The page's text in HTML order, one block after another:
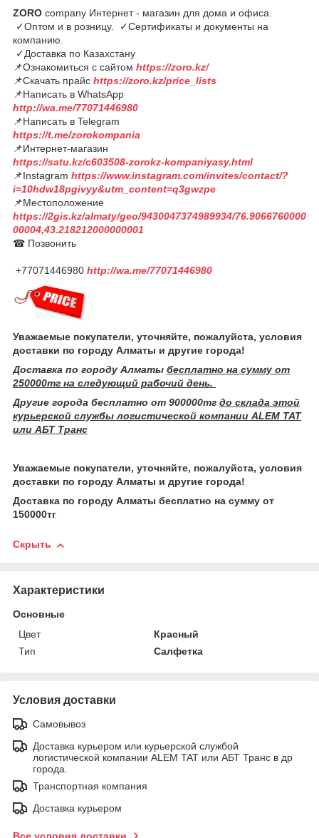
ZORO company Интернет - магазин для дома и офиса.
✓Оптом и в розницу. ✓Сертификаты и документы на
компанию.
✓Доставка по Казахстану
📌Ознакомиться с сайтом https://zoro.kz/
📌Скачать прайс https://zoro.kz/price_lists
📌Написать в WhatsApp
http://wa.me/77071446980
📌Написать в Telegram
https://t.me/zorokompania
📌Интернет-магазин
https://satu.kz/c603508-zorokz-kompaniyasy.html
📌Instagram https://www.instagram.com/invites/contact/?
i=10hdw18pgivyy&utm_content=q3gwzpe
📌Местоположение
https://2gis.kz/almaty/geo/9430047374989934/76.9066760000
00004,43.218212000000001
☎ Позвонить
+77071446980 http://wa.me/77071446980
Уважаемые покупатели, уточняйте, пожалуйста, условия
доставки по городу Алматы и другие города!
Доставка по городу Алматы бесплатно на сумму от
250000тг на следующий рабочий день.
Другие города бесплатно от 900000тг до склада этой
курьерской службы логистической компании ALEM TAT
или АБТ Транс
Уважаемые покупатели, уточняйте, пожалуйста, условия
доставки по городу Алматы и другие города!
Доставка по городу Алматы бесплатно на сумму от
150000тг
Скрыть
Характеристики
Основные
Цвет
Красный
Тип
Салфетка
Условия доставки
Самовывоз
Доставка курьером или курьерской службой
логистической компании ALEM TAT или АБТ Транс в др
города.
Транспортная компания
Доставка курьером